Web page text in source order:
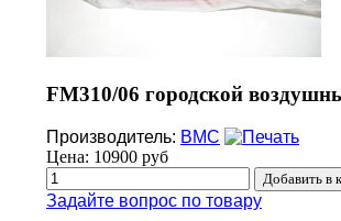
FM310/06 городской
Производитель: BMC
Цена: 10900 руб
Задайте вопрос по товару